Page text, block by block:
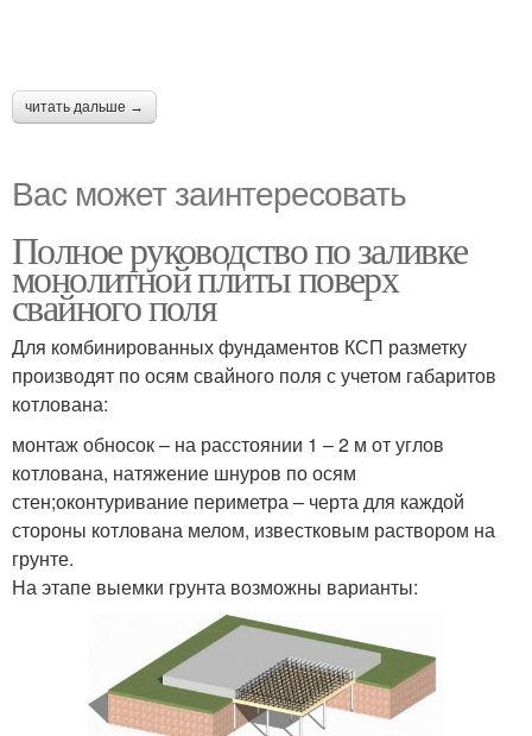
читать дальше →
Вас может заинтересовать
Полное руководство по заливке
монолитной плиты поверх
свайного поля
Для комбинированных фундаментов КСП разметку
производят по осям свайного поля с учетом габаритов
котлована:
монтаж обносок – на расстоянии 1 – 2 м от углов
котлована, натяжение шнуров по осям
стен;оконтуривание периметра – черта для каждой
стороны котлована мелом, известковым раствором на
грунте.
На этапе выемки грунта возможны варианты: